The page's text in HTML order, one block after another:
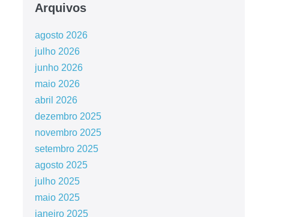
Arquivos
agosto 2026
julho 2026
junho 2026
maio 2026
abril 2026
dezembro 2025
novembro 2025
setembro 2025
agosto 2025
julho 2025
maio 2025
janeiro 2025